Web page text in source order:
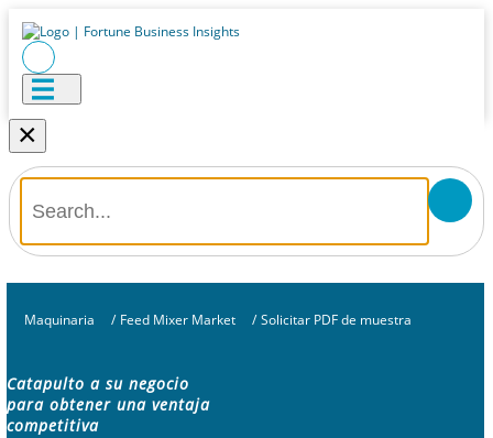
×
Maquinaria / Feed Mixer Market / Solicitar PDF de muestra
Catapulto a su negocio
para obtener una ventaja
competitiva